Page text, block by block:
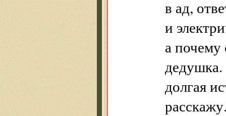
в ад,
и
а почему
дедушка.
долгая